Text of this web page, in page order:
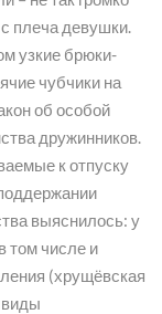
плеча девушки.
узкие брюки-
чубчики на
об особой
дружинников.
к отпуску
выяснилось: у
том числе и
(хрущёвская